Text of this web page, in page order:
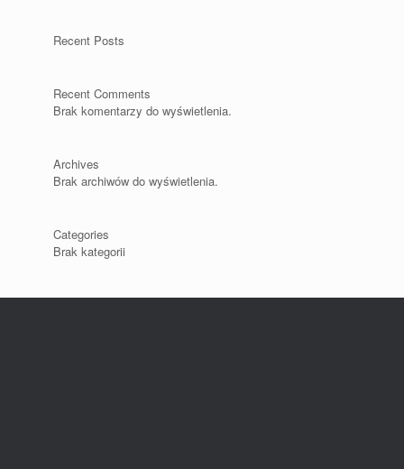
Recent Posts
Recent Comments
Brak komentarzy do wyświetlenia.
Archives
Brak archiwów do wyświetlenia.
Categories
Brak kategorii